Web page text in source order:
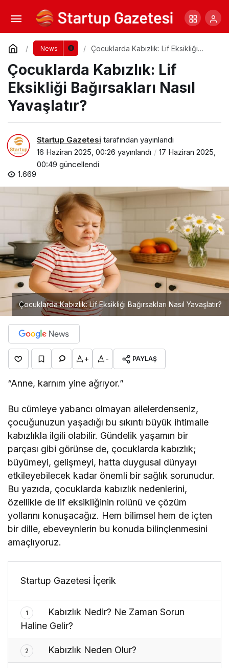
News
Çocuklarda Kabızlık: Lif Eksikliği
Çocuklarda Kabızlık: Lif
Eksikliği Bağırsakları Nasıl
Yavaşlatır?
Startup Gazetesi tarafından yayınlandı
16 Haziran 2025, 00:26 yayınlandı
17 Haziran 2025,
00:49 güncellendi
1.669
Çocuklarda Kabızlık: Lif Eksikliği Bağırsakları Nasıl Yavaşlatır?
+ - PAYLAŞ
“Anne, karnım yine ağrıyor.”
Bu cümleye yabancı olmayan ailelerdenseniz,
çocuğunuzun yaşadığı bu sıkıntı büyük ihtimalle
kabızlıkla ilgili olabilir. Gündelik yaşamın bir
parçası gibi görünse de, çocuklarda kabızlık;
büyümeyi, gelişmeyi, hatta duygusal dünyayı
etkileyebilecek kadar önemli bir sağlık sorunudur.
Bu yazıda, çocuklarda kabızlık nedenlerini,
özellikle de lif eksikliğinin rolünü ve çözüm
yollarını konuşacağız. Hem bilimsel hem de içten
bir dille, ebeveynlerin bu konuda bilinçlenmesini
amaçlıyoruz.
Startup Gazetesi İçerik
1
Kabızlık Nedir? Ne Zaman Sorun
Haline Gelir?
2 Kabızlık Neden Olur?
Yaz Mevsiminde Sağlığınızı Tehdit Eden
Hastalıklara Dikkat!
Yorum Yap